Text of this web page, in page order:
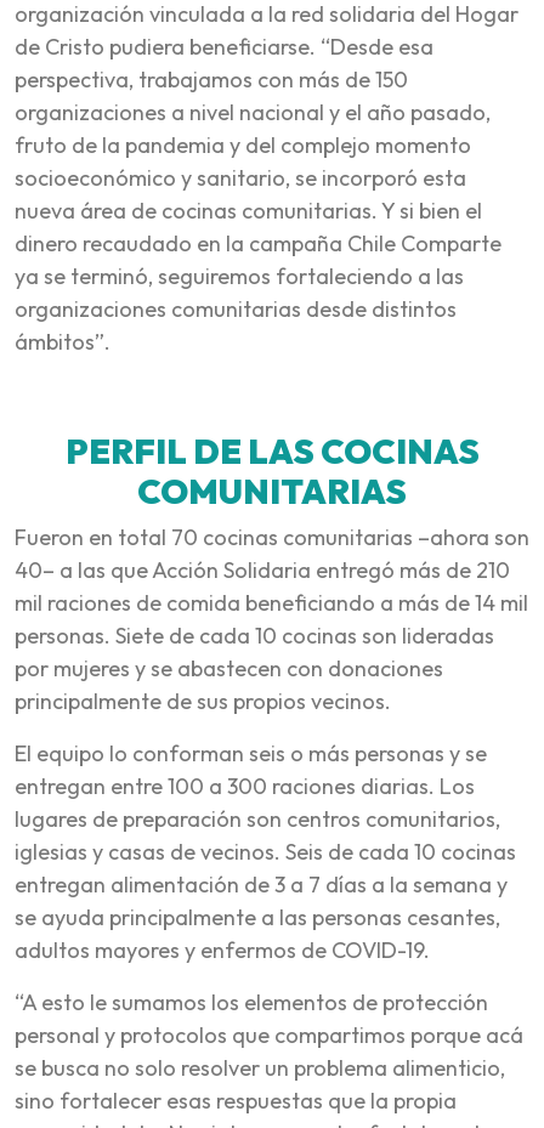
organización vinculada a la red solidaria del Hogar
de Cristo pudiera beneficiarse. “Desde esa
perspectiva, trabajamos con más de 150
organizaciones a nivel nacional y el año pasado,
fruto de la pandemia y del complejo momento
socioeconómico y sanitario, se incorporó esta
nueva área de cocinas comunitarias. Y si bien el
dinero recaudado en la campaña Chile Comparte
ya se terminó, seguiremos fortaleciendo a las
organizaciones comunitarias desde distintos
ámbitos”.
PERFIL DE LAS COCINAS
COMUNITARIAS
Fueron en total 70 cocinas comunitarias –ahora son
40– a las que Acción Solidaria entregó más de 210
mil raciones de comida beneficiando a más de 14 mil
personas. Siete de cada 10 cocinas son lideradas
por mujeres y se abastecen con donaciones
principalmente de sus propios vecinos.
El equipo lo conforman seis o más personas y se
entregan entre 100 a 300 raciones diarias. Los
lugares de preparación son centros comunitarios,
iglesias y casas de vecinos. Seis de cada 10 cocinas
entregan alimentación de 3 a 7 días a la semana y
se ayuda principalmente a las personas cesantes,
adultos mayores y enfermos de COVID-19.
“A esto le sumamos los elementos de protección
personal y protocolos que compartimos porque acá
se busca no solo resolver un problema alimenticio,
sino fortalecer esas respuestas que la propia